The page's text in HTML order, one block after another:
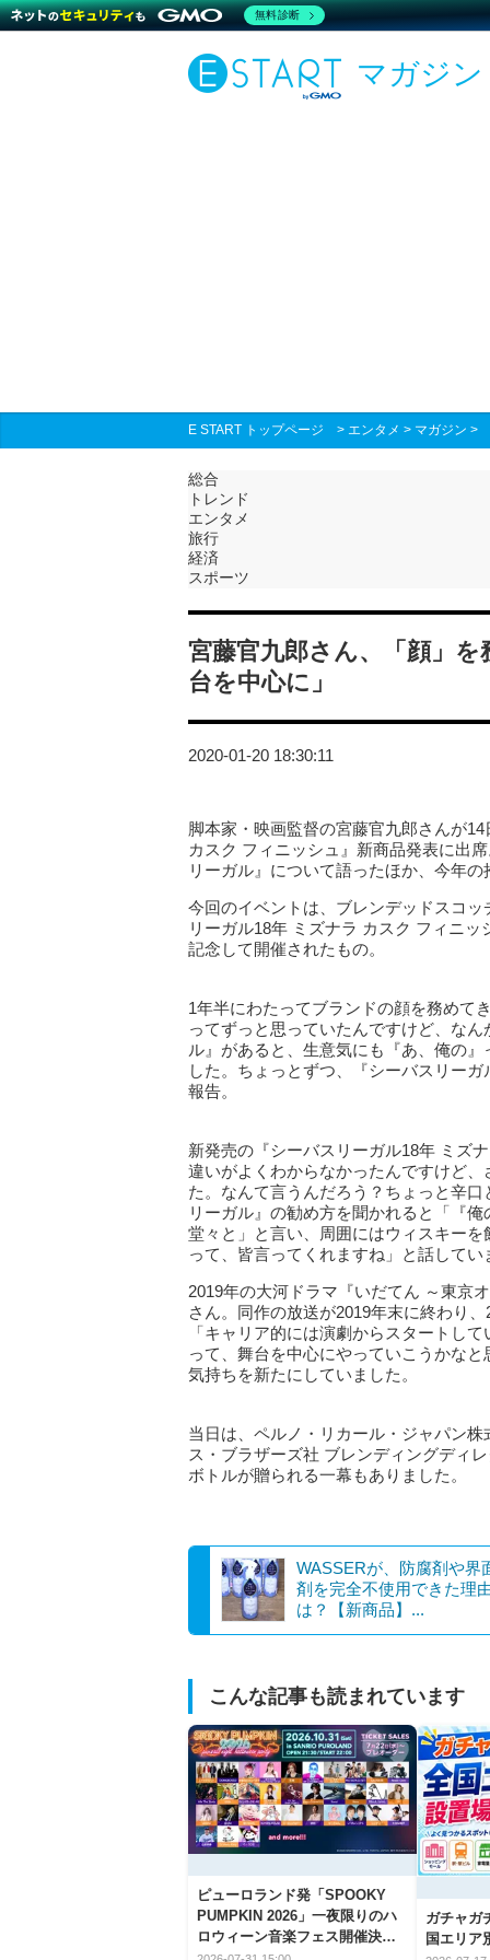
マガジン
E START トップページ > エンタメ > マガジン >
総合
トレンド
エンタメ
旅行
経済
スポーツ
宮藤官九郎さん、「顔」
台を中心に」
2020-01-20 18:30:11
脚本家・映画監督の宮藤官九郎さんが
カスク フィニッシュ』新商品発表に出
リーガル』について語ったほか、今年の
今回のイベントは、ブレンデッドスコ
リーガル18年 ミズナラ カスク フィニ
記念して開催されたもの。
1年半にわたってブランドの顔を務めて
ってずっと思っていたんですけど、な
ル』があると、生意気にも『あ、俺の
した。ちょっとずつ、『シーバスリー
報告。
新発売の『シーバスリーガル18年 ミズ
違いがよくわからなかったんですけど
た。なんて言うんだろう？ちょっと辛
リーガル』の勧め方を聞かれると「『
堂々と」と言い、周囲にはウィスキーを
って、皆言ってくれますね」と話してい
2019年の大河ドラマ『いだてん ～東京
さん。同作の放送が2019年末に終わり
「キャリア的には演劇からスタートし
って、舞台を中心にやっていこうかな
気持ちを新たにしていました。
当日は、ペルノ・リカール・ジャパン
ス・ブラザーズ社 ブレンディングディ
ボトルが贈られる一幕もありました。
WASSERが、防腐剤や界
剤を完全不使用できた理
は？【新商品】...
こんな記事も読まれています
ピューロランド発「SPOOKY
PUMPKIN 2026」一夜限りのハ
ロウィーン音楽フェス開催決
ガチャガ
国エリア
無料診断